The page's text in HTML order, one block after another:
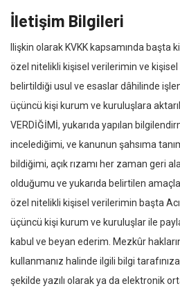
İletişim Bilgileri
Ilişkin olarak KVKK kapsamında başta
özel nitelikli kişisel verilerimin ve kişisel
belirtildiği usul ve esaslar dâhilinde
üçüncü kişi kurum ve kuruluşlara
VERDİĞİMİ, yukarıda yapılan
incelediğimi, ve kanunun şahsıma
bildiğimi, açık rızamı her zaman geri
olduğumu ve yukarıda belirtilen
özel nitelikli kişisel verilerimin başta
üçüncü kişi kurum ve kuruluşlar ile
kabul ve beyan ederim. Mezkûr
kullanmanız halinde ilgili bilgi
şekilde yazılı olarak ya da elektronik